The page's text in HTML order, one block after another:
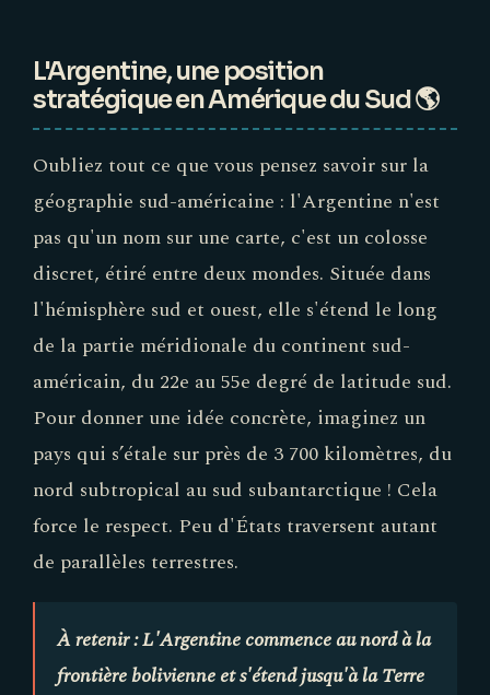
L'Argentine, une position
stratégique en Amérique du Sud 🌎
Oubliez tout ce que vous pensez savoir sur la
géographie sud-américaine : l'Argentine n'est
pas qu'un nom sur une carte, c'est un colosse
discret, étiré entre deux mondes. Située dans
l'hémisphère sud et ouest, elle s'étend le long
de la partie méridionale du continent sud-
américain, du 22e au 55e degré de latitude sud.
Pour donner une idée concrète, imaginez un
pays qui s’étale sur près de 3 700 kilomètres, du
nord subtropical au sud subantarctique ! Cela
force le respect. Peu d'États traversent autant
de parallèles terrestres.
À retenir : L'Argentine commence au nord à la
frontière bolivienne et s'étend jusqu'à la Terre